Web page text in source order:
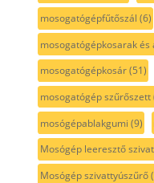
mosogatógépfűtőszál (6)
mosogatógépkosarak és
mosogatógépkosár(51)
mosogatógép szűrőszett
mosógépablakgumi (9)
Mosógép leeresztő
Mosógép szivattyúszűrő